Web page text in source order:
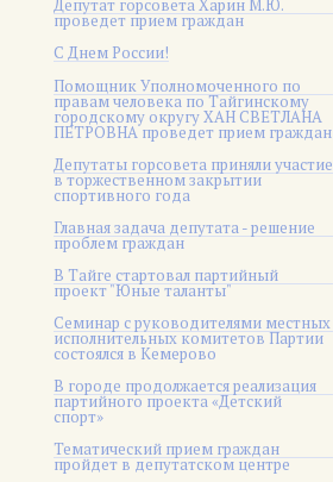
Депутат горсовета Харин М.Ю.
проведет прием граждан
С Днем России!
Помощник Уполномоченного по
правам человека по Тайгинскому
городскому округу ХАН СВЕТЛАНА
ПЕТРОВНА проведет прием граждан
Депутаты горсовета приняли участие
в торжественном закрытии
спортивного года
Главная задача депутата - решение
проблем граждан
В Тайге стартовал партийный
проект "Юные таланты"
Семинар с руководителями местных
исполнительных комитетов Партии
состоялся в Кемерово
В городе продолжается реализация
партийного проекта «Детский
спорт»
Тематический прием граждан
пройдет в депутатском центре